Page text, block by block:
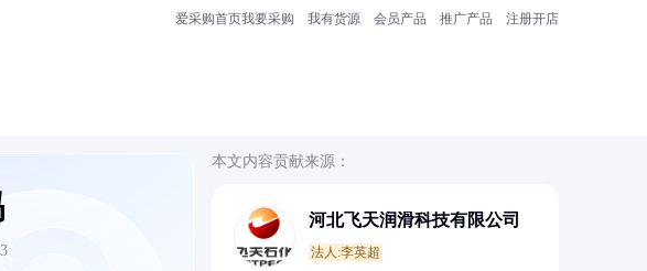
爱采购首页我要采购 我有货源 会员产品 推广产品 注册开店
本文内容贡献来源：
河北飞天润滑科技有限公司
法人:李英超